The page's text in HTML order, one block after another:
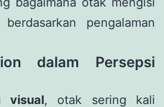
pengalaman
dalam Persepsi
visual, otak sering kali